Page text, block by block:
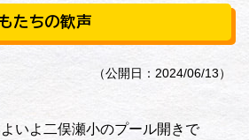
たちの歓声
（公開日：2024/06/13）
いよ二俣瀬小のプール開きで